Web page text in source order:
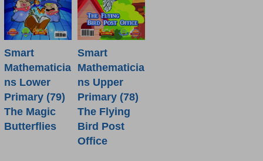
Smart
Mathematicia
ns Lower
Primary (79)
The Magic
Butterflies
Smart
Mathematicia
ns Upper
Primary (78)
The Flying
Bird Post
Office